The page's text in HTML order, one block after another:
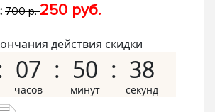
700 р.250 руб.
действия скидки
07 50 37